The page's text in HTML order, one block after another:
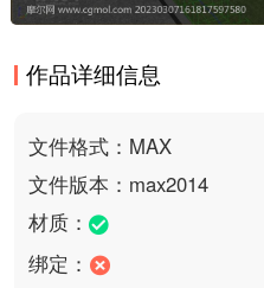
作品详细信息
文件格式：MAX
文件版本：max2014
材质：
绑定：